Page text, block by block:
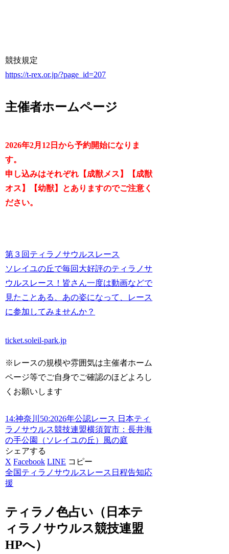
競技規定
https://t-rex.or.jp/?page_id=207
主催者ホームページ
2026年2月12日から予約開始になりま
す。
申し込みはそれぞれ【成獣メス】【成獣
オス】【幼獣】とありますのでご注意く
ださい。
第３回ティラノサウルスレース
ソレイユの丘で毎回大好評のティラノサ
ウルスレース！皆さん一度は動画などで
見たことある、あの姿になって、レース
に参加してみませんか？
ticket.soleil-park.jp
※レースの規模や雰囲気は主催者ホーム
ページ等でご自身でご確認のほどよろし
くお願いします
14:神奈川 50:2026年公認レース 日本ティ
ラノサウルス競技連盟横須賀市：長井海
の手公園（ソレイユの丘）風の庭
シェアする
X Facebook LINE コピー
全国ティラノサウルスレース日程告知応
援
ティラノ色占い（日本テ
ィラノサウルス競技連盟
HPへ）